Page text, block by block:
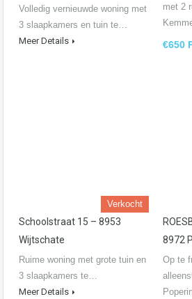
Volledig vernieuwde woning met
3 slaapkamers en tuin te…
Meer Details
met 2
€650
Verkocht
Schoolstraat 15 – 8953
Wijtschate
Ruime woning met grote tuin en
3 slaapkamers te…
Meer Details
8972
Op te